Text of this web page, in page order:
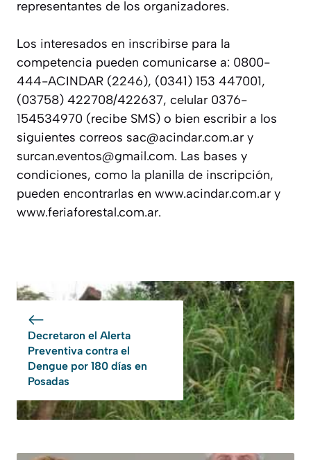
representantes de los organizadores.
Los interesados en inscribirse para la
competencia pueden comunicarse a: 0800-
444-ACINDAR (2246), (0341) 153 447001,
(03758) 422708/422637, celular 0376-
154534970 (recibe SMS) o bien escribir a los
siguientes correos sac@acindar.com.ar y
surcan.eventos@gmail.com. Las bases y
condiciones, como la planilla de inscripción,
pueden encontrarlas en www.acindar.com.ar y
www.feriaforestal.com.ar.
Decretaron el Alerta
Preventiva contra el
Dengue por 180 días en
Posadas